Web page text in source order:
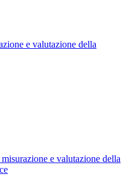
e valutazione della
e valutazione della